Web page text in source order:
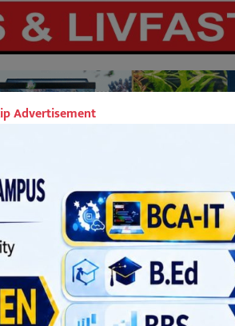
Advertisement